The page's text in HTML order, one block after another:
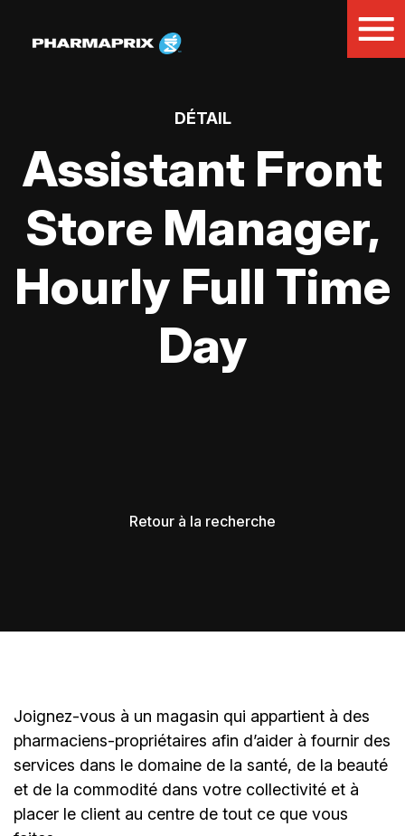
DÉTAIL
Assistant Front
Store Manager,
Hourly Full Time
Day
Retour à la recherche
Joignez-vous à un magasin qui appartient à des
pharmaciens-propriétaires afin d’aider à fournir des
services dans le domaine de la santé, de la beauté
et de la commodité dans votre collectivité et à
placer le client au centre de tout ce que vous